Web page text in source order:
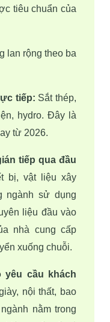
tiêu chuẩn của
lan rộng theo ba
tiếp: Sắt thép,
hydro. Đây là
từ 2026.
tiếp qua đầu
bị, vật liệu xây
ngành sử dụng
liệu đầu vào
nhà cung cấp
xuống chuỗi.
yêu cầu khách
nội thất, bao
nằm trong